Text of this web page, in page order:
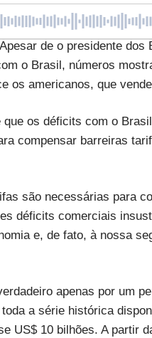
de o presidente
o Brasil, números
os americanos, que
os déficits com o
compensar barreiras
são necessárias para
déficits comerciais
e, de fato, à nossa
apenas por um
a série histórica
US$ 10 bilhões. A partir